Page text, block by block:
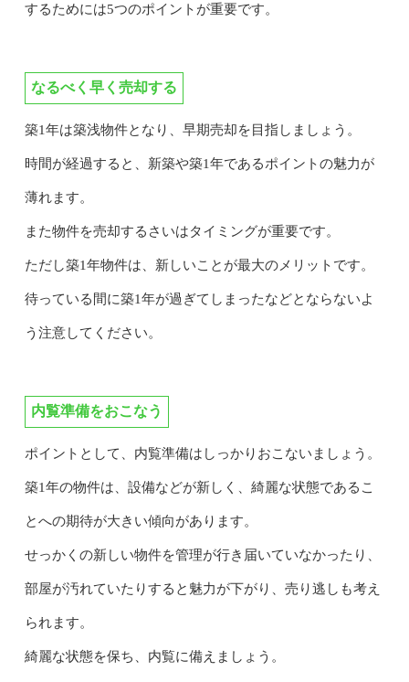
するためには5つのポイントが重要です。
なるべく早く売却する
築1年は築浅物件となり、早期売却を目指しましょう。
時間が経過すると、新築や築1年であるポイントの魅力が
薄れます。
また物件を売却するさいはタイミングが重要です。
ただし築1年物件は、新しいことが最大のメリットです。
待っている間に築1年が過ぎてしまったなどとならないよ
う注意してください。
内覧準備をおこなう
ポイントとして、内覧準備はしっかりおこないましょう。
築1年の物件は、設備などが新しく、綺麗な状態であるこ
とへの期待が大きい傾向があります。
せっかくの新しい物件を管理が行き届いていなかったり、
部屋が汚れていたりすると魅力が下がり、売り逃しも考え
られます。
綺麗な状態を保ち、内覧に備えましょう。